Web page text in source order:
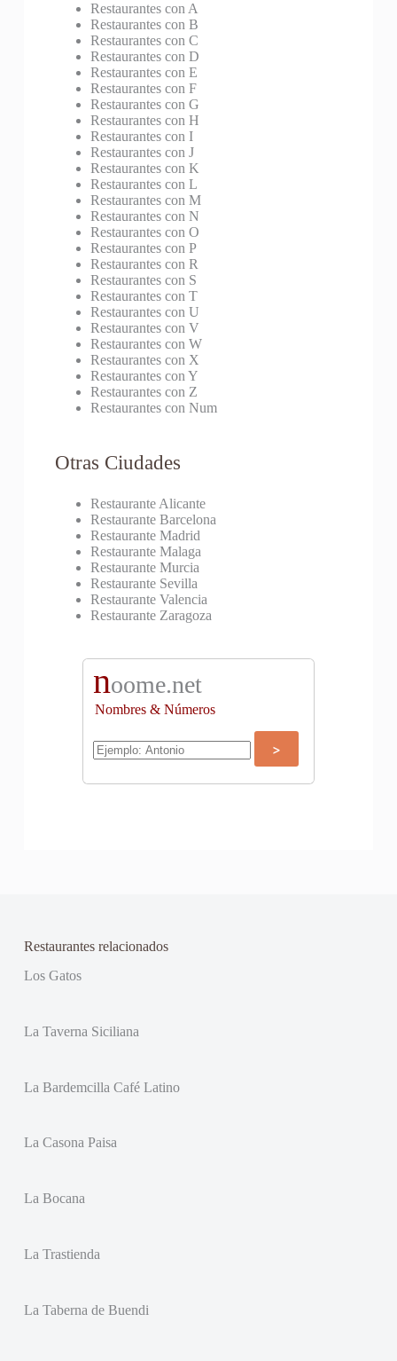
Restaurantes con A
Restaurantes con B
Restaurantes con C
Restaurantes con D
Restaurantes con E
Restaurantes con F
Restaurantes con G
Restaurantes con H
Restaurantes con I
Restaurantes con J
Restaurantes con K
Restaurantes con L
Restaurantes con M
Restaurantes con N
Restaurantes con O
Restaurantes con P
Restaurantes con R
Restaurantes con S
Restaurantes con T
Restaurantes con U
Restaurantes con V
Restaurantes con W
Restaurantes con X
Restaurantes con Y
Restaurantes con Z
Restaurantes con Num
Otras Ciudades
Restaurante Alicante
Restaurante Barcelona
Restaurante Madrid
Restaurante Malaga
Restaurante Murcia
Restaurante Sevilla
Restaurante Valencia
Restaurante Zaragoza
noome.net
Nombres & Números
Restaurantes relacionados
Los Gatos
La Taverna Siciliana
La Bardemcilla Café Latino
La Casona Paisa
La Bocana
La Trastienda
La Taberna de Buendi